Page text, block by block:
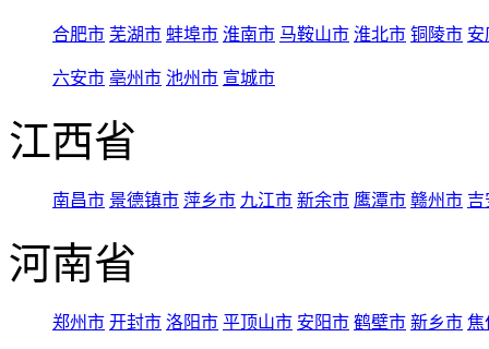
合肥市 芜湖市 蚌埠市 淮南市 马鞍山市 淮北市 铜陵市 安
六安市 亳州市 池州市 宣城市
江西省
南昌市 景德镇市 萍乡市 九江市 新余市 鹰潭市 赣州市 吉
河南省
郑州市 开封市 洛阳市 平顶山市 安阳市 鹤壁市 新乡市 焦